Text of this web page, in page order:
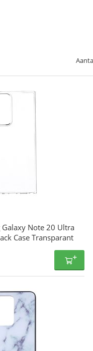
Galaxy Note 20 Ultra
Case Transparant